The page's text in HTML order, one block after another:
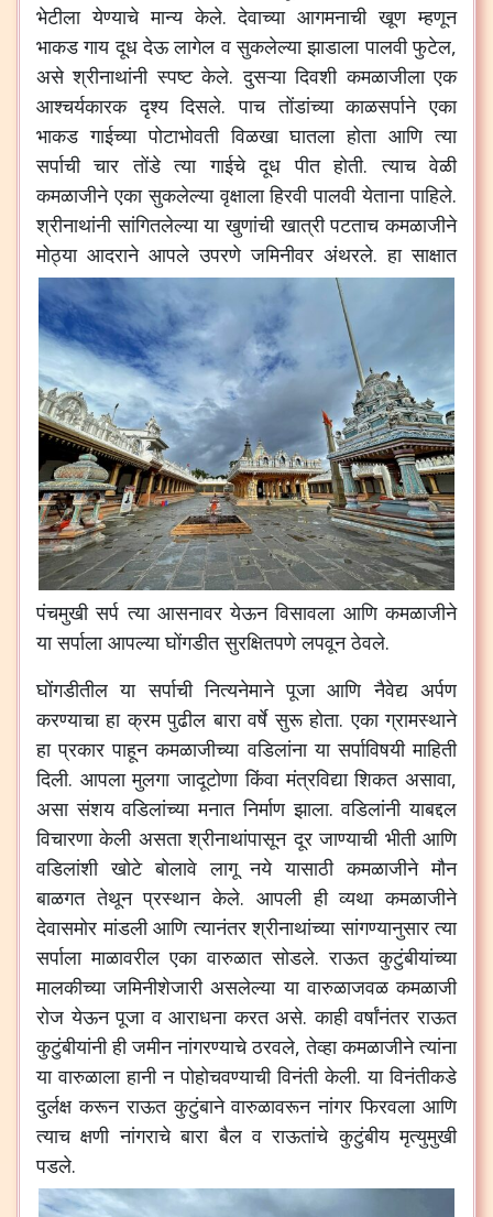
भेटीला येण्याचे मान्य केले. देवाच्या आगमनाची खूण म्हणून
भाकड गाय दूध देऊ लागेल व सुकलेल्या झाडाला पालवी फुटेल,
असे श्रीनाथांनी स्पष्ट केले. दुसऱ्या दिवशी कमळाजीला एक
आश्चर्यकारक दृश्य दिसले. पाच तोंडांच्या काळसर्पाने एका
भाकड गाईच्या पोटाभोवती विळखा घातला होता आणि त्या
सर्पाची चार तोंडे त्या गाईचे दूध पीत होती. त्याच वेळी
कमळाजीने एका सुकलेल्या वृक्षाला हिरवी पालवी येताना पाहिले.
श्रीनाथांनी सांगितलेल्या या खुणांची खात्री पटताच कमळाजीने
मोठ्या आदराने आपले उपरणे जमिनीवर अंथरले.हा साक्षात
पंचमुखी सर्प त्या आसनावर येऊन विसावला आणि कमळाजीने
या सर्पाला आपल्या घोंगडीत सुरक्षितपणे लपवून ठेवले.
घोंगडीतील या सर्पाची नित्यनेमाने पूजा आणि नैवेद्य अर्पण
करण्याचा हा क्रम पुढील बारा वर्षे सुरू होता. एका ग्रामस्थाने
हा प्रकार पाहून कमळाजीच्या वडिलांना या सर्पाविषयी माहिती
दिली. आपला मुलगा जादूटोणा किंवा मंत्रविद्या शिकत असावा,
असा संशय वडिलांच्या मनात निर्माण झाला. वडिलांनी याबद्दल
विचारणा केली असता श्रीनाथांपासून दूर जाण्याची भीती आणि
वडिलांशी खोटे बोलावे लागू नये यासाठी कमळाजीने मौन
बाळगत तेथून प्रस्थान केले. आपली ही व्यथा कमळाजीने
देवासमोर मांडली आणि त्यानंतर श्रीनाथांच्या सांगण्यानुसार त्या
सर्पाला माळावरील एका वारुळात सोडले. राऊत कुटुंबीयांच्या
मालकीच्या जमिनीशेजारी असलेल्या या वारुळाजवळ कमळाजी
रोज येऊन पूजा व आराधना करत असे. काही वर्षांनंतर राऊत
कुटुंबीयांनी ही जमीन नांगरण्याचे ठरवले, तेव्हा कमळाजीने त्यांना
या वारुळाला हानी न पोहोचवण्याची विनंती केली. या विनंतीकडे
दुर्लक्ष करून राऊत कुटुंबाने वारुळावरून नांगर फिरवला आणि
त्याच क्षणी नांगराचे बारा बैल व राऊतांचे कुटुंबीय मृत्युमुखी
पडले.